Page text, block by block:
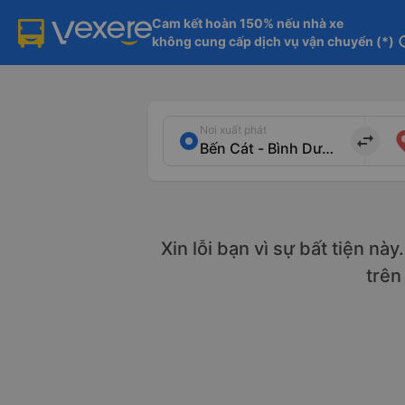
Cam kết hoàn 150% nếu nhà xe
không cung cấp dịch vụ vận chuyển (*)
Nơi xuất phát
import_export
Xin lỗi bạn vì sự bất tiện